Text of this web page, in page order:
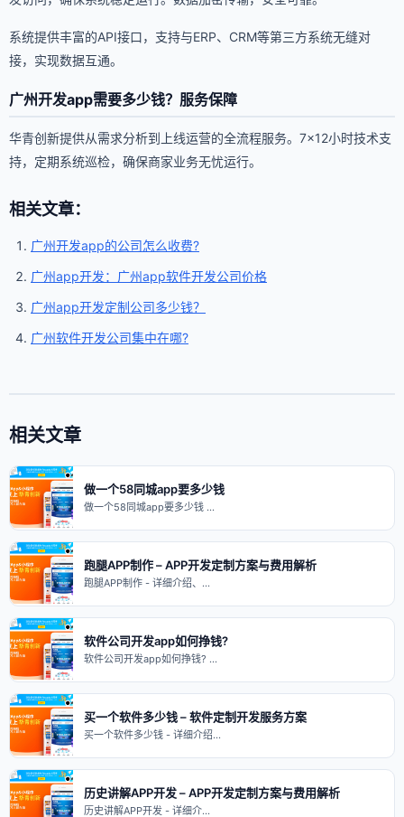
系统提供丰富的API接口，支持与ERP、CRM等第三方系统无缝对
接，实现数据互通。
广州开发app需要多少钱？服务保障
华青创新提供从需求分析到上线运营的全流程服务。7×12小时技术支
持，定期系统巡检，确保商家业务无忧运行。
相关文章：
广州开发app的公司怎么收费?
广州app开发：广州app软件开发公司价格
广州app开发定制公司多少钱？
广州软件开发公司集中在哪?
相关文章
做一个58同城app要多少钱
做一个58同城app要多少钱 …
跑腿APP制作 – APP开发定制方案与费用解析
跑腿APP制作 - 详细介绍、…
软件公司开发app如何挣钱?
软件公司开发app如何挣钱? …
买一个软件多少钱 – 软件定制开发服务方案
买一个软件多少钱 - 详细介绍…
历史讲解APP开发 – APP开发定制方案与费用解析
历史讲解APP开发 - 详细介…